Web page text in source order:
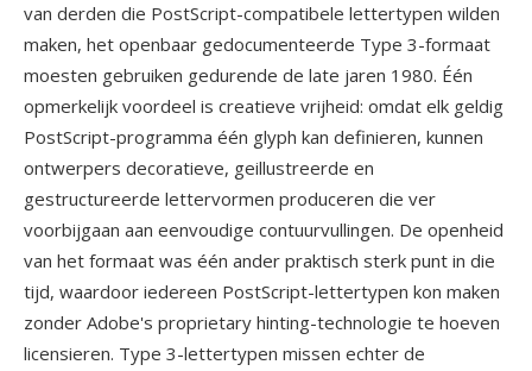
van derden die PostScript-compatibele lettertypen wilden
maken, het openbaar gedocumenteerde Type 3-formaat
moesten gebruiken gedurende de late jaren 1980. Één
opmerkelijk voordeel is creatieve vrijheid: omdat elk geldig
PostScript-programma één glyph kan definieren, kunnen
ontwerpers decoratieve, geillustreerde en
gestructureerde lettervormen produceren die ver
voorbijgaan aan eenvoudige contuurvullingen. De openheid
van het formaat was één ander praktisch sterk punt in die
tijd, waardoor iedereen PostScript-lettertypen kon maken
zonder Adobe's proprietary hinting-technologie te hoeven
licensieren. Type 3-lettertypen missen echter de